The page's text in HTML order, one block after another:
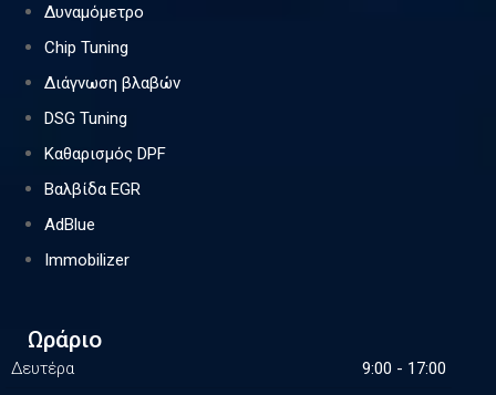
Δυναμόμετρο
Chip Tuning
Διάγνωση βλαβών
DSG Tuning
Καθαρισμός DPF
Βαλβίδα EGR
AdBlue
Immobilizer
Ωράριο
Δευτέρα
9:00 - 17:00